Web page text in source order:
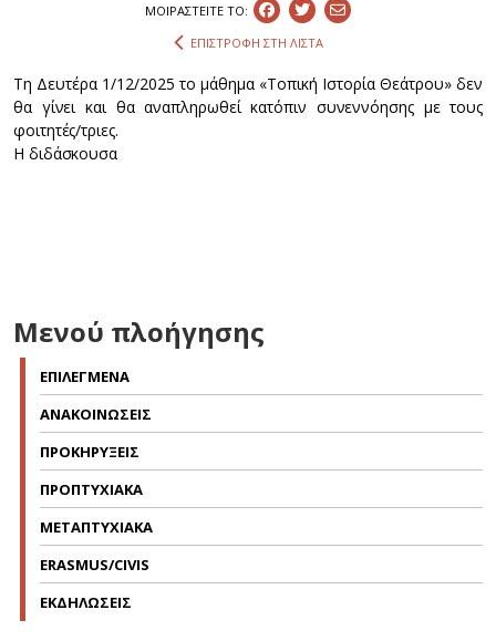
ΜΟΙΡΑΣΤEIΤΕ ΤΟ:
ΕΠΙΣΤΡΟΦΗ ΣΤΗ ΛΙΣΤΑ
Τη Δευτέρα 1/12/2025 το μάθημα «Τοπική Ιστορία Θεάτρου» δεν
θα γίνει και θα αναπληρωθεί κατόπιν συνεννόησης με τους
φοιτητές/τριες.
Η διδάσκουσα
Μενού πλοήγησης
ΕΠΙΛΕΓΜΕΝΑ
ΑΝΑΚΟΙΝΩΣΕΙΣ
ΠΡΟΚΗΡΥΞΕΙΣ
ΠΡΟΠΤΥΧΙΑΚΑ
ΜΕΤΑΠΤΥΧΙΑΚΑ
ERASMUS/CIVIS
ΕΚΔΗΛΩΣΕΙΣ